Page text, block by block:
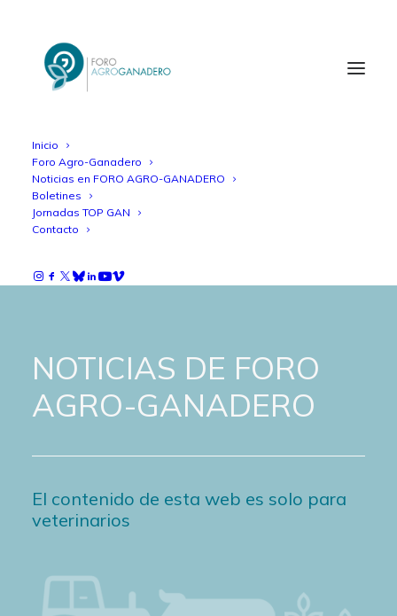
Inicio
Foro Agro-Ganadero
Noticias en FORO AGRO-GANADERO
Boletines
Jornadas TOP GAN
Contacto
NOTICIAS DE FORO
AGRO-GANADERO
El contenido de esta web es solo para
veterinarios